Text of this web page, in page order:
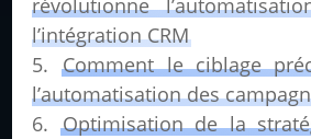
révolutionne
l’intégration CRM
Comment le ciblage
l’automatisation des
Optimisation de la